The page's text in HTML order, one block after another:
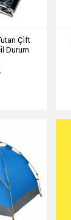
Çi̇ft
Durum